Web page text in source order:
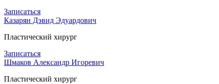
Записаться
Казарян Дэвид Эдуардович
Пластический хирург
Записаться
Шмаков Александр Игоревич
Пластический хирург